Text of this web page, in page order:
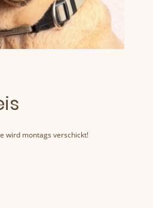
wird montags verschickt!